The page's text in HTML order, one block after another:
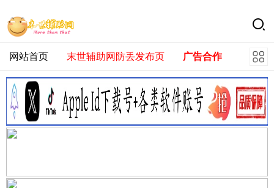
网站首页 末世辅助网防丢发布页 广告合作